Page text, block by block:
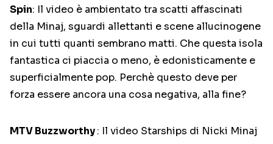
Spin: Il video è ambientato tra scatti affascinati
della Minaj, sguardi allettanti e scene allucinogene
in cui tutti quanti sembrano matti. Che questa isola
fantastica ci piaccia o meno, è edonisticamente e
superficialmente pop. Perchè questo deve per
forza essere ancora una cosa negativa, alla fine?
MTV Buzzworthy: Il video Starships di Nicki Minaj